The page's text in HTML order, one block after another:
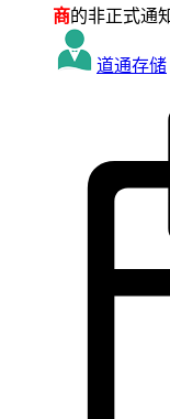
商的非正式通
道通存储